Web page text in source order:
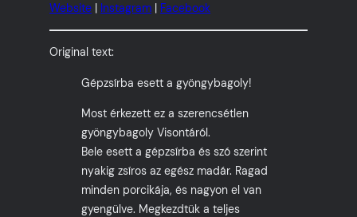
Website
Instagram Facebook
Original text:
Gépzsírba esett a gyöngybagoly!
Most érkezett ez a szerencsétlen
gyöngybagoly Visontáról.
Bele esett a gépzsírba és szó szerint
nyakig zsíros az egész madár. Ragad
minden porcikája, és nagyon el van
gyengülve. Megkezdtük a teljes